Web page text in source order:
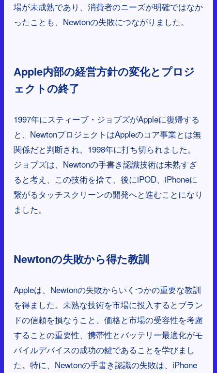
場が未成熟であり、消費者のニーズが明確ではなか
ったことも、Newtonの失敗につながりました。
Apple内部の経営方針の変化とプロジ
ェクトの終了
1997年にスティーブ・ジョブズがAppleに復帰する
と、NewtonプロジェクトはAppleのコア事業とは無
関係だと判断され、1998年に打ち切られました。
ジョブズは、Newtonの手書き認識技術は未熟すぎ
ると考え、この技術を捨て、後にiPOD、iPhoneに
繋がるタッチスクリーンの開発へと進むことになり
ました。
Newtonの失敗から得た教訓
Appleは、Newtonの失敗からいくつかの重要な教訓
を得ました。未熟な技術を市場に投入するとブラン
ドの信頼を損なうこと、価格と市場の受容性を考慮
することの重要性、携帯性とバッテリー最適化がモ
バイルデバイスの成功の鍵であることを学びまし
た。特に、Newtonの手書き認識の失敗は、iPhone